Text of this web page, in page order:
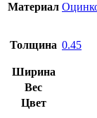
Материал
Толщина 0.45
Ширина
Вес
Цвет